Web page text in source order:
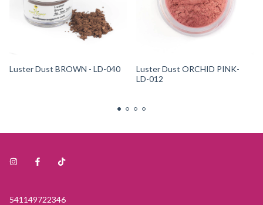
Luster Dust BROWN - LD-040
Luster Dust ORCHID PINK-
LD-012
541149722346